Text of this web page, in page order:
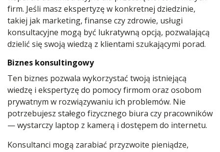
firm. Jeśli masz ekspertyzę w konkretnej dziedzinie,
takiej jak marketing, finanse czy zdrowie, usługi
konsultacyjne mogą być lukratywną opcją, pozwalającą
dzielić się swoją wiedzą z klientami szukającymi porad.
Biznes konsultingowy
Ten biznes pozwala wykorzystać twoją istniejącą
wiedzę i ekspertyzę do pomocy firmom oraz osobom
prywatnym w rozwiązywaniu ich problemów. Nie
potrzebujesz stałego fizycznego biura czy pracowników
— wystarczy laptop z kamerą i dostępem do internetu.
Konsultanci mogą zarabiać przyzwoite pieniądze,